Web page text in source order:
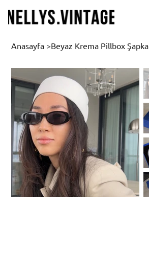
Anasayfa >Beyaz Krema Pillbox Şapka